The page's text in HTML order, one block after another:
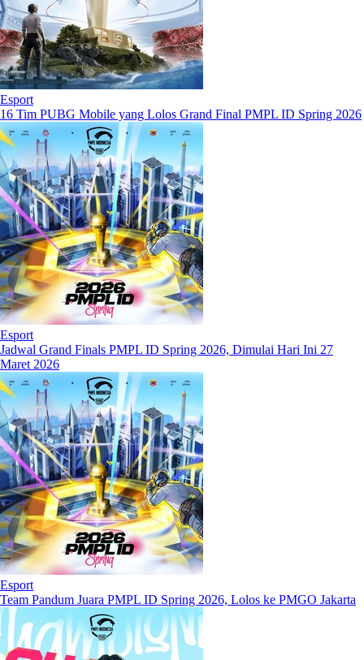
Esport
16 Tim PUBG Mobile yang Lolos Grand Final PMPL ID Spring 2026
Esport
Jadwal Grand Finals PMPL ID Spring 2026, Dimulai Hari Ini 27
Maret 2026
Esport
Team Pandum Juara PMPL ID Spring 2026, Lolos ke PMGO Jakarta